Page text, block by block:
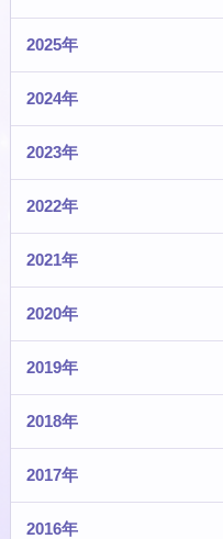
2025年
2024年
2023年
2022年
2021年
2020年
2019年
2018年
2017年
2016年